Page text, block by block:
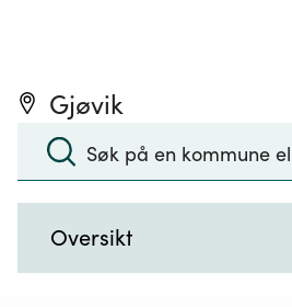
Gjøvik
Søk:
Søk
Velg
sektor